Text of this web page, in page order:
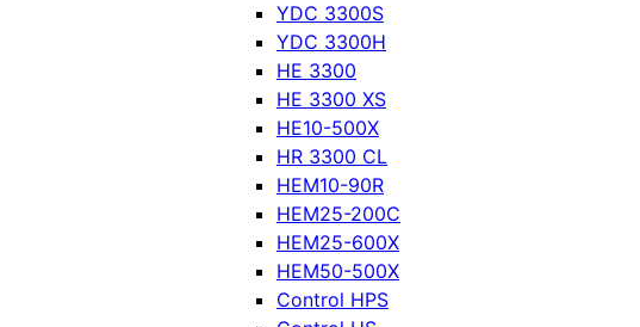
YDC 3300S
YDC 3300H
HE 3300
HE 3300 XS
HE10-500X
HR 3300 CL
HEM10-90R
HEM25-200C
HEM25-600X
HEM50-500X
Control HPS